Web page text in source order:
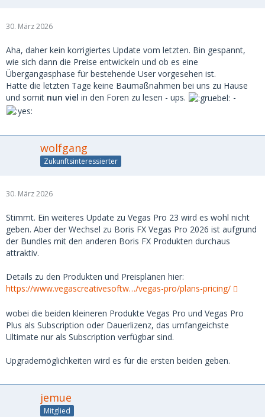
30. März 2026
Aha, daher kein korrigiertes Update vom letzten. Bin gespannt,
wie sich dann die Preise entwickeln und ob es eine
Übergangasphase für bestehende User vorgesehen ist.
Hatte die letzten Tage keine Baumaßnahmen bei uns zu Hause
und somit nun viel in den Foren zu lesen - ups. -
wolfgang
Zukunftsinteressierter
30. März 2026
Stimmt. Ein weiteres Update zu Vegas Pro 23 wird es wohl nicht
geben. Aber der Wechsel zu Boris FX Vegas Pro 2026 ist aufgrund
der Bundles mit den anderen Boris FX Produkten durchaus
attraktiv.
Details zu den Produkten und Preisplänen hier:
https://www.vegascreativesoftw…/vegas-pro/plans-pricing/
wobei die beiden kleineren Produkte Vegas Pro und Vegas Pro
Plus als Subscription oder Dauerlizenz, das umfangeichste
Ultimate nur als Subscription verfügbar sind.
Upgrademöglichkeiten wird es für die ersten beiden geben.
jemue
Mitglied